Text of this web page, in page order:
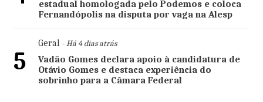
estadual homologada pelo Podemos e coloca
Fernandópolis na disputa por vaga na Alesp
5
Geral- Há 4 dias atrás
Vadão Gomes declara apoio à candidatura de
Otávio Gomes e destaca experiência do
sobrinho para a Câmara Federal